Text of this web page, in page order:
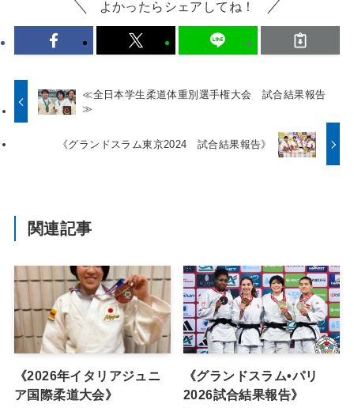
よかったらシェアしてね！
≪全日本学生柔道体重別選手権大会 試合結果報告
≫
《グランドスラム東京2024 試合結果報告》
関連記事
《2026年イタリアジュニ
ア国際柔道大会》
《グランドスラム•パリ
2026試合結果報告》